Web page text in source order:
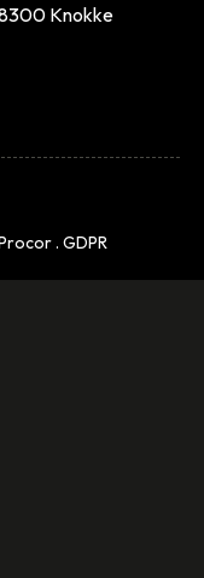
Knokke
. GDPR